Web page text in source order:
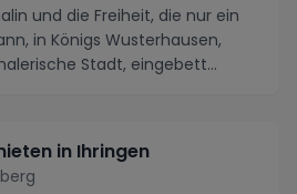
und die Freiheit, die nur ein
in Königs Wusterhausen,
Stadt, eingebett...
in Ihringen